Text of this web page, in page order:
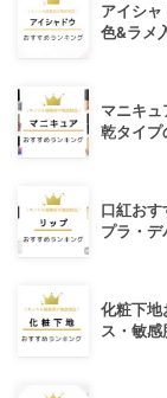
アイシ
色&ラメ
マニキ
乾タイプ
口紅お
プラ・デ
化粧下地
ス・敏感